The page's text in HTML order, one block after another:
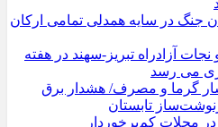
جنگ در سایه همدلی تمامی ارکان
نجات آزادراه تبریز-سهند در هفته
می‌ رسد
گرما و مصرف/ هشدار برق
تابستان
محلات کم‌برخوردار